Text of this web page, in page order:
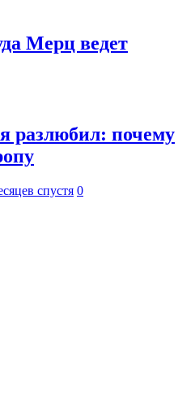
Мерц ведет
разлюбил: почему
спустя 0